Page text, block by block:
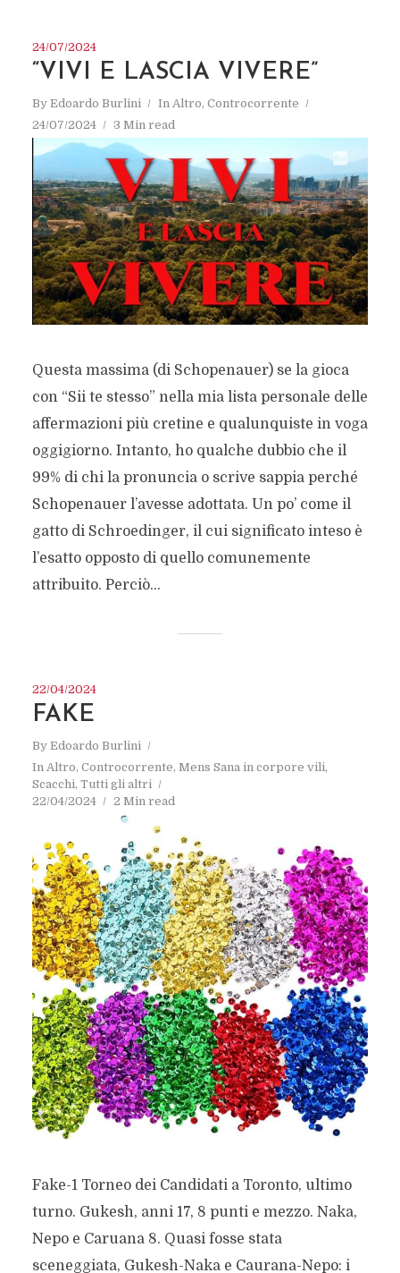
24/07/2024
“VIVI E LASCIA VIVERE”
By Edoardo Burlini In Altro, Controcorrente
24/07/2024
3 Min read
Questa massima (di Schopenauer) se la gioca
con “Sii te stesso” nella mia lista personale delle
affermazioni più cretine e qualunquiste in voga
oggigiorno. Intanto, ho qualche dubbio che il
99% di chi la pronuncia o scrive sappia perché
Schopenauer l’avesse adottata. Un po’ come il
gatto di Schroedinger, il cui significato inteso è
l’esatto opposto di quello comunemente
attribuito. Perciò...
22/04/2024
FAKE
By Edoardo Burlini
In Altro, Controcorrente, Mens Sana in corpore vili,
Scacchi, Tutti gli altri
22/04/2024
2 Min read
Fake-1 Torneo dei Candidati a Toronto, ultimo
turno. Gukesh, anni 17, 8 punti e mezzo. Naka,
Nepo e Caruana 8. Quasi fosse stata
sceneggiata, Gukesh-Naka e Caurana-Nepo: i